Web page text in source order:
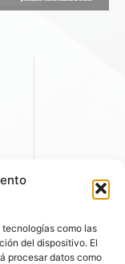
como las
del dispositivo. El
procesar datos como